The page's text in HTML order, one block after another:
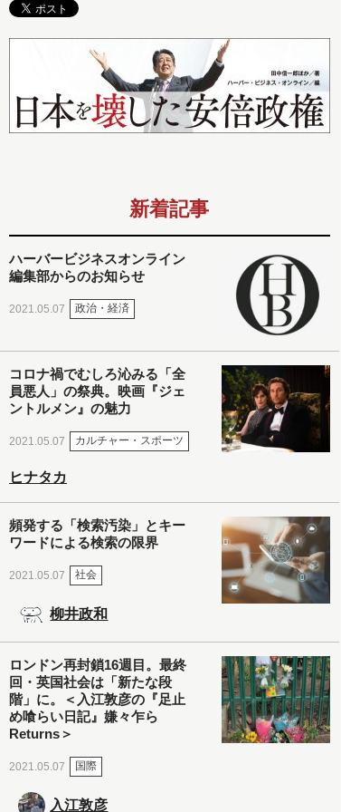
新着記事
ハーバービジネスオンライン
編集部からのお知らせ
2021.05.07 政治・経済
コロナ禍でむしろ沁みる「全
員悪人」の祭典。映画『ジェ
ントルメン』の魅力
2021.05.07 カルチャー・スポーツ
ヒナタカ
頻発する「検索汚染」とキー
ワードによる検索の限界
2021.05.07 社会
柳井政和
ロンドン再封鎖16週目。最終
回・英国社会は「新たな段
階」に。＜入江敦彦の『足止
め喰らい日記』嫌々乍ら
Returns＞
2021.05.07 国際
入江敦彦